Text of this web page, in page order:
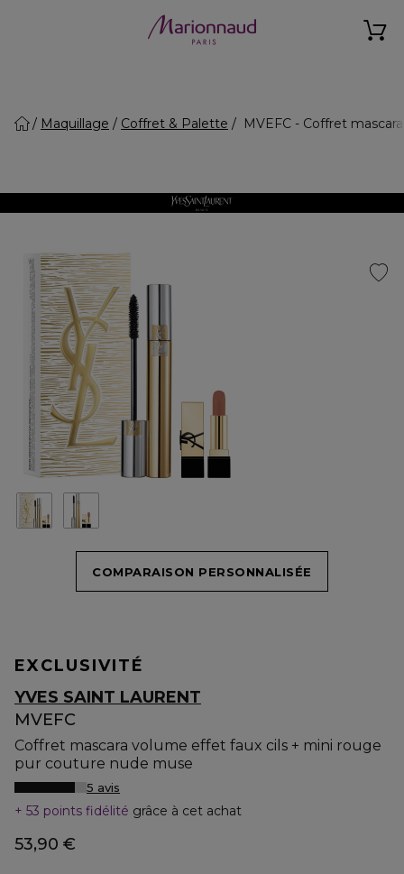
Maquillage Coffret & Palette MVEFC - Coffret
COMPARAISON PERSONNALISÉE
EXCLUSIVITÉ
YVES SAINT LAURENT
MVEFC
Coffret mascara volume effet faux cils + mini rouge
pur couture nude muse
5 avis
53 points fidélité grâce à cet achat
53,90 €